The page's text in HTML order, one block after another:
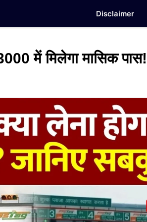
Disclaimer
में मिलेगा मासिक पास!